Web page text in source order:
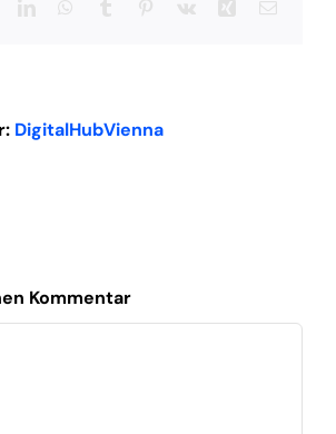
RedditLinkedInWhatsApp
Tumblr Pinterest
Vk Xing E-
DigitalHubVienna
Kommentar